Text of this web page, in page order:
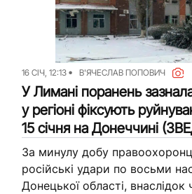
16 СІЧ, 12:13 В'ЯЧЕСЛАВ ПОПОВИЧ
У Лимані поранень
у регіоні фіксують
15 січня на Донеччині
За минулу добу
російські удари по восьми
Донецької області, внаслідок